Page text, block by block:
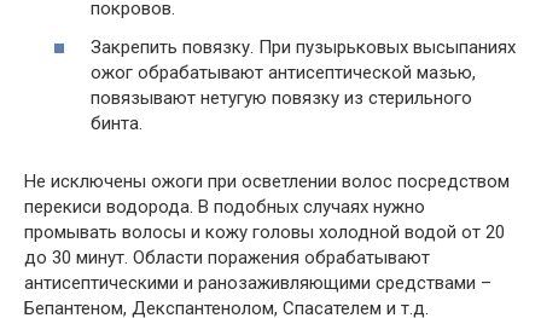
покровов.
Закрепить повязку. При пузырьковых высыпаниях
ожог обрабатывают антисептической мазью,
повязывают нетугую повязку из стерильного
бинта.
Не исключены ожоги при осветлении волос посредством
перекиси водорода. В подобных случаях нужно
промывать волосы и кожу головы холодной водой от 20
до 30 минут. Области поражения обрабатывают
антисептическими и ранозаживляющими средствами –
Бепантеном, Декспантенолом, Спасателем и т.д.